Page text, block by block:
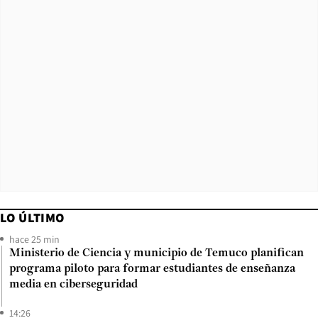
LO ÚLTIMO
hace 25 min
Ministerio de Ciencia y municipio de Temuco planifican
programa piloto para formar estudiantes de enseñanza
media en ciberseguridad
14:26